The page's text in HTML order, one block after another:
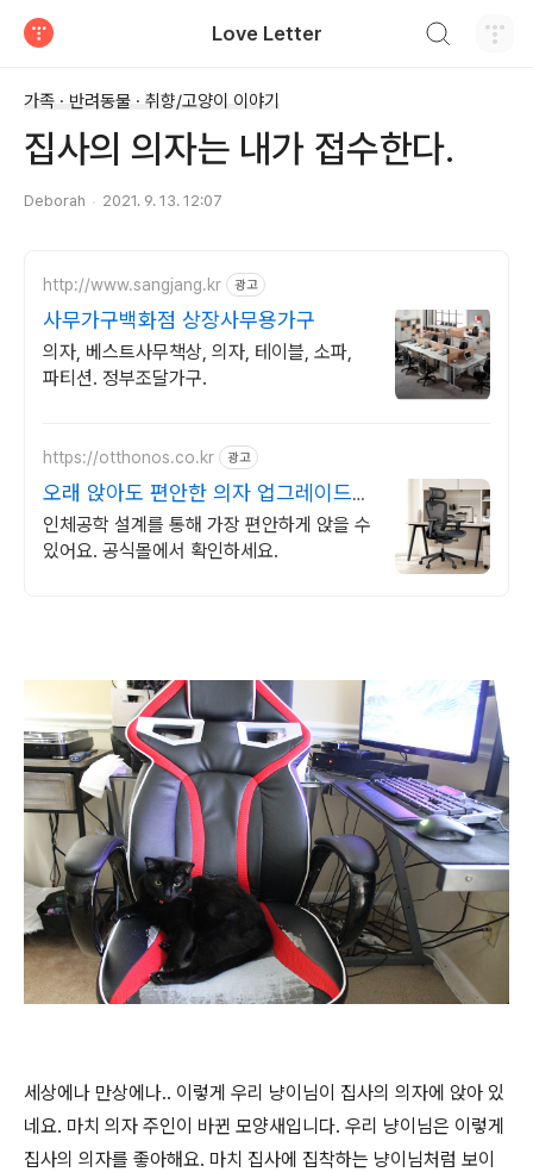
Love Letter
가족 · 반려동물 · 취향/고양이 이야기
집사의 의자는 내가 접수한다.
Deborah 2021. 9. 13. 12:07
http://www.sangjang.kr 광고
사무가구백화점 상장사무용가구
의자, 베스트사무책상, 의자, 테이블, 소파,
파티션. 정부조달가구.
https://otthonos.co.kr 광고
오래 앉아도 편안한 의자 업그레이드위
크 ~38% 할인
인체공학 설계를 통해 가장 편안하게 앉을 수
있어요. 공식몰에서 확인하세요.
세상에나 만상에나.. 이렇게 우리 냥이님이 집사의 의자에 앉아 있
네요. 마치 의자 주인이 바뀐 모양새입니다. 우리 냥이님은 이렇게
집사의 의자를 좋아해요. 마치 집사에 집착하는 냥이님처럼 보이